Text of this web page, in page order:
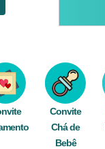
Convite
Chá de
Bebê